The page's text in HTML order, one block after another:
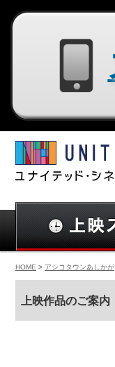
HOME > アシコタウンあしかが
上映作品のご案内